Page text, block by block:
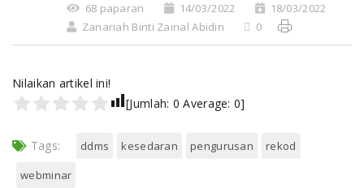
68 paparan 14/03/2022
18/03/2022
Zanariah Binti Zainal Abidin
0
Nilaikan artikel ini!
[Jumlah: 0 Average:0]
Tags: ddms kesedaran pengurusan
rekod
webminar